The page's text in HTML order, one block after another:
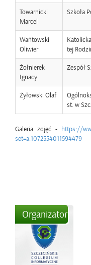
To­war­nic­ki
Mar­cel
Szko­ła
Wań­tow­ski
Oli­wier
tej
Żoł­nie­rek
Igna­cy
Ze­spół
Ży­łow­ski Olaf
st. w
Ga­le­ria zdjęć - https://​
set=a.​107​2354​0115​9447​9
Organizator